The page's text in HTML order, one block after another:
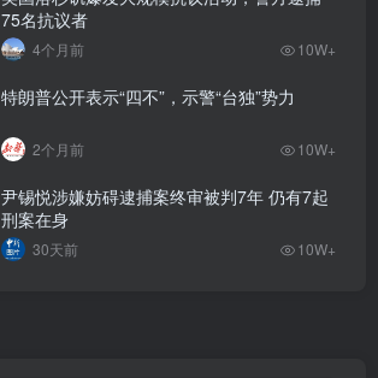
75名抗议者
4个月前 10W+
特朗普公开表示“四不”，示警“台独”势力
2个月前 10W+
尹锡悦涉嫌妨碍逮捕案终审被判7年 仍有7起
刑案在身
30天前 10W+